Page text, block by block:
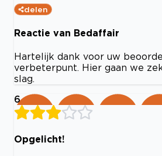
delen
Reactie van Bedaffair
Hartelijk dank voor uw
verbeterpunt. Hier gaan we
slag.
6
Opgelicht!